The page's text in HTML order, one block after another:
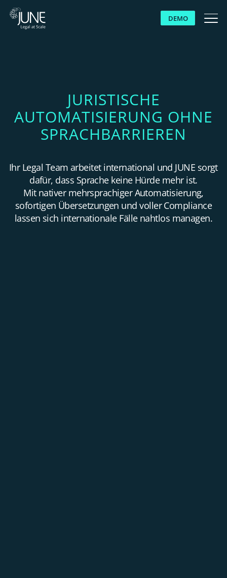
PLATTFORM
KUNDEN
RESSOURCEN
ÜBER UNS
DEMO
JURISTISCHE
AUTOMATISIERUNG OHNE
SPRACHBARRIEREN
Ihr Legal Team arbeitet international und JUNE sorgt
dafür, dass Sprache keine Hürde mehr ist.
Mit nativer mehrsprachiger Automatisierung,
sofortigen Übersetzungen und voller Compliance
lassen sich internationale Fälle nahtlos managen.